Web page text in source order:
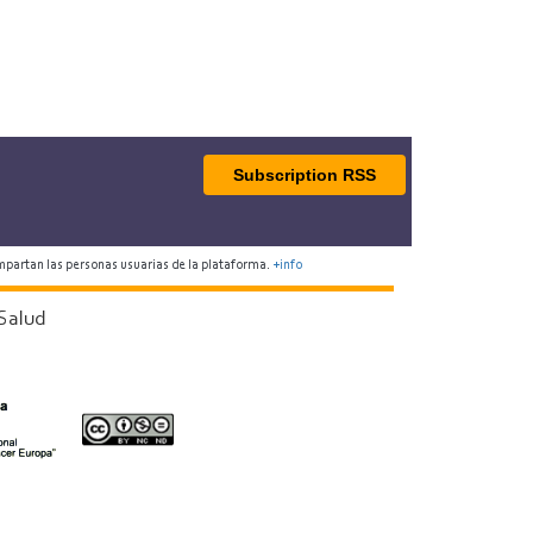
Subscription RSS
las personas usuarias de la plataforma. +info